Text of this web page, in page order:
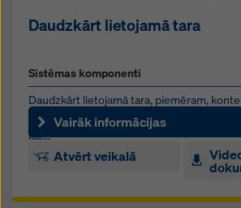
Daudzkārt lietojamā tara
Sistēmas komponenti
Daudzkārt lietojamā tara, piemēram,
paletes un karkasa transportēšanas
kār...
Vairāk informācijas
Atvērt veikalā